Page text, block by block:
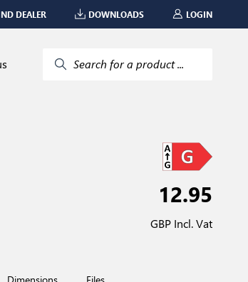
DEALER DOWNLOADS LOGIN
Search for a product ...
12.95
GBP Incl. Vat